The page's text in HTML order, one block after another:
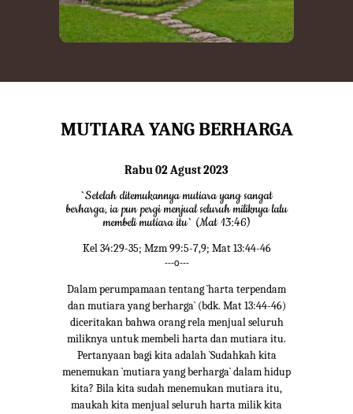
MUTIARA YANG BERHARGA
Rabu 02 Agust 2023
`Setelah ditemukannya mutiara yang sangat
berharga, ia pun pergi menjual seluruh miliknya lalu
membeli mutiara itu` (Mat 13:46)
Kel 34:29-35; Mzm 99:5-7,9; Mat 13:44-46
---o---
Dalam perumpamaan tentang `harta terpendam
dan mutiara yang berharga` (bdk. Mat 13:44-46)
diceritakan bahwa orang rela menjual seluruh
miliknya untuk membeli harta dan mutiara itu.
Pertanyaan bagi kita adalah `Sudahkah kita
menemukan `mutiara yang berharga` dalam hidup
kita? Bila kita sudah menemukan mutiara itu,
maukah kita menjual seluruh harta milik kita